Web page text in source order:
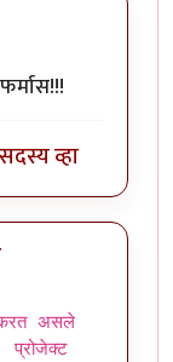
सदस्य व्हा
करत असले
प्रोजेक्ट